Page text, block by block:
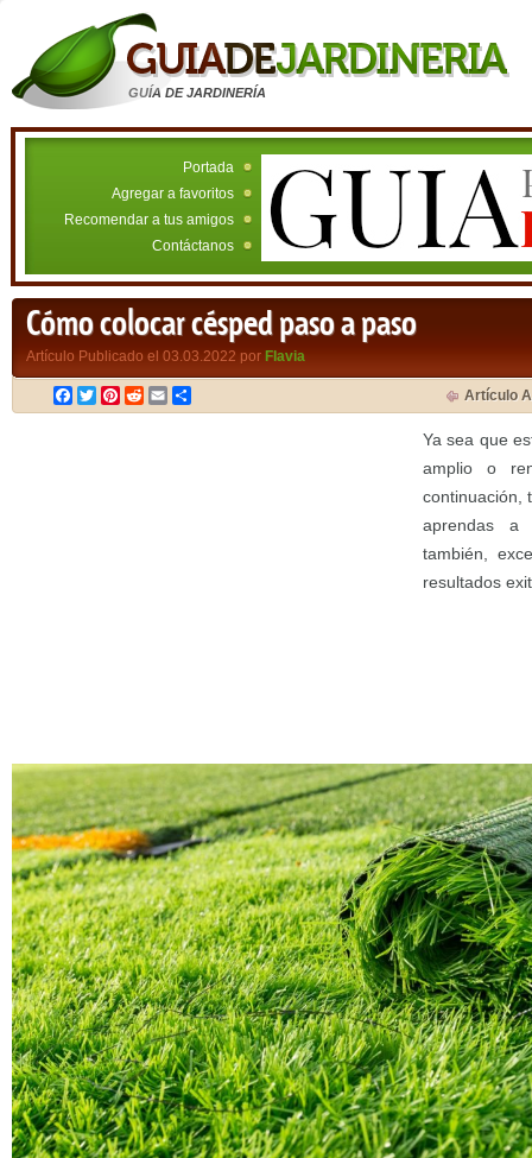
GUÍA DE JARDINERÍA
Portada
Agregar a favoritos
Recomendar a tus amigos
Contáctanos
Cómo colocar césped paso a paso
Artículo Publicado el 03.03.2022 por Flavia
Facebook
TwitterPinterest
RedditEmail Artículo
Ya sea que
amplio o
continuación,
aprendas
también,
resultados